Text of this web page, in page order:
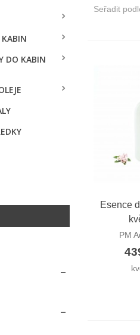
KABIN
DO KABIN
Seřadit
Esence
PM